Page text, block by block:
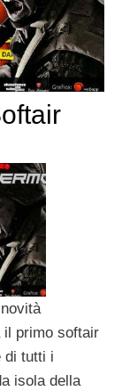
il primo softair
di tutti i
isola della